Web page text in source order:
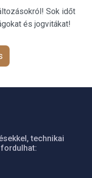
Sok időt
és jogvitákat!
technikai